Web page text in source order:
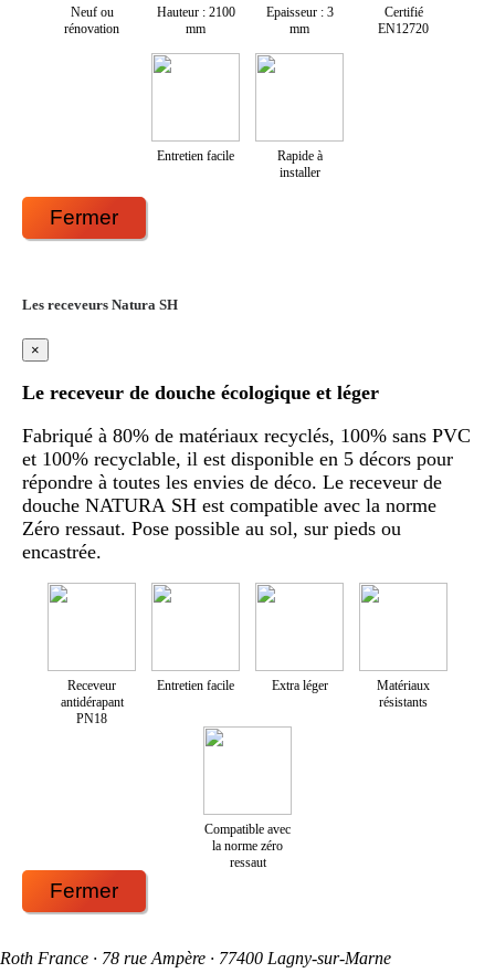
Neuf ou
rénovation
Hauteur : 2100
mm
Epaisseur : 3
mm
Certifié
EN12720
Entretien facile
Rapide à
installer
Fermer
Les receveurs Natura SH
×
Le receveur de douche écologique et léger
Fabriqué à 80% de matériaux recyclés, 100% sans PVC
et 100% recyclable, il est disponible en 5 décors pour
répondre à toutes les envies de déco. Le receveur de
douche NATURA SH est compatible avec la norme
Zéro ressaut. Pose possible au sol, sur pieds ou
encastrée.
Receveur
antidérapant
PN18
Entretien facile Extra léger
Matériaux
résistants
Compatible avec
la norme zéro
ressaut
Fermer
Roth France · 78 rue Ampère · 77400 Lagny-sur-Marne